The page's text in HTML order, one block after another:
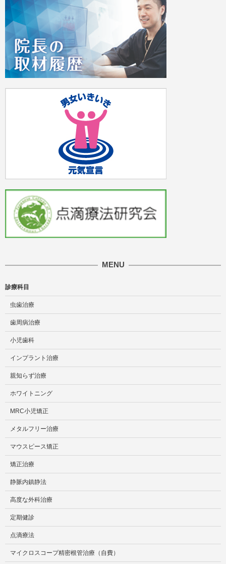
MENU
診療科目
虫歯治療
歯周病治療
小児歯科
インプラント治療
親知らず治療
ホワイトニング
MRC小児矯正
メタルフリー治療
マウスピース矯正
矯正治療
静脈内鎮静法
高度な外科治療
定期健診
点滴療法
マイクロスコープ精密根管治療（自費）